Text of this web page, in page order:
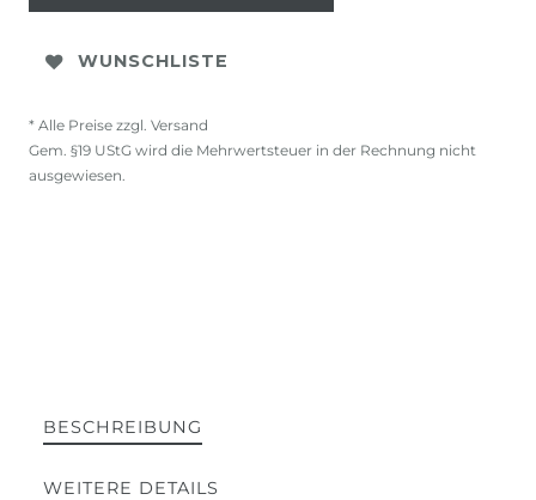
WUNSCHLISTE
* Alle Preise zzgl. Versand
Gem. §19 UStG wird die Mehrwertsteuer in der Rechnung nicht
ausgewiesen.
BESCHREIBUNG
WEITERE DETAILS